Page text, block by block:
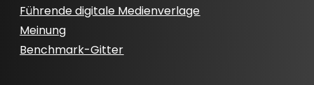
Führende digitale Medienverlage
Meinung
Benchmark-Gitter